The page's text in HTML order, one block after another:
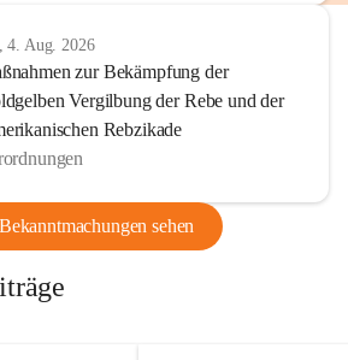
4. Aug. 2026
zur Bekämpfung der
Vergilbung der Rebe und der
Rebzikade
sehen